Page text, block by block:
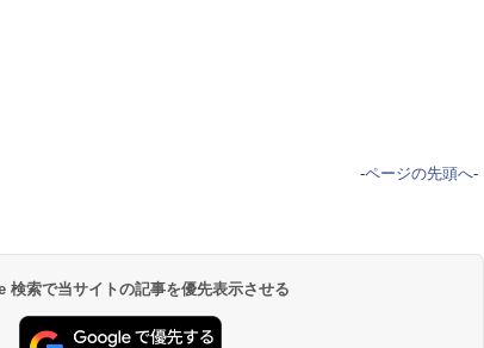
-ページの先頭へ-
検索で当サイトの記事を優先表示させる